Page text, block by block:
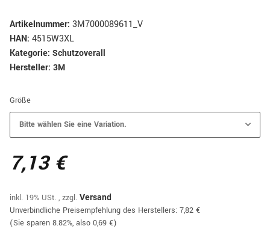
Artikelnummer: 3M7000089611_V
HAN: 4515W3XL
Kategorie: Schutzoverall
Hersteller: 3M
Größe
Bitte wählen Sie eine Variation.
7,13 €
inkl. 19% USt. , zzgl. Versand
Unverbindliche Preisempfehlung des Herstellers: 7,82 €
(Sie sparen 8.82%, also 0,69 €)